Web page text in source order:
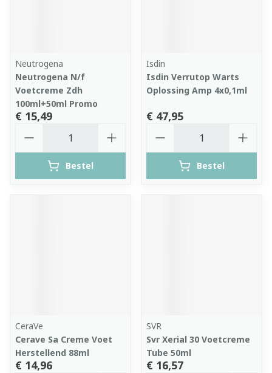
Neutrogena
Neutrogena N/f
Voetcreme Zdh
100ml+50ml Promo
€ 15,49
Bestel
Isdin
Isdin Verrutop Warts
Oplossing Amp 4x0,1ml
€ 47,95
Bestel
CeraVe
Cerave Sa Creme Voet
Herstellend 88ml
€ 14,96
SVR
Svr Xerial 30 Voetcreme
Tube 50ml
€ 16,57